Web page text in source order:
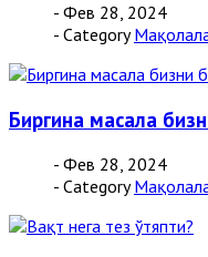
- Фев 28, 2024
- Category
Биргина масала
- Фев 28, 2024
- Category